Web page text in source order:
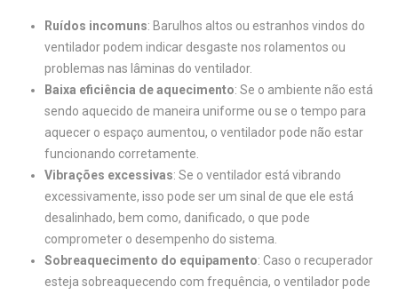
Ruídos incomuns: Barulhos altos ou estranhos vindos do
ventilador podem indicar desgaste nos rolamentos ou
problemas nas lâminas do ventilador.
Baixa eficiência de aquecimento: Se o ambiente não está
sendo aquecido de maneira uniforme ou se o tempo para
aquecer o espaço aumentou, o ventilador pode não estar
funcionando corretamente.
Vibrações excessivas: Se o ventilador está vibrando
excessivamente, isso pode ser um sinal de que ele está
desalinhado, bem como, danificado, o que pode
comprometer o desempenho do sistema.
Sobreaquecimento do equipamento: Caso o recuperador
esteja sobreaquecendo com frequência, o ventilador pode